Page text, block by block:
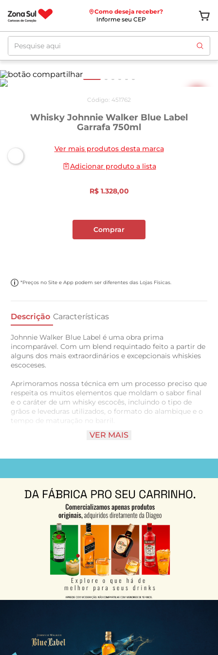
Como deseja receber?
Informe seu CEP
Pesquise aqui
Código: 451762
Whisky Johnnie Walker Blue Label
Garrafa 750ml
Ver mais produtos desta marca
Adicionar produto a lista
R$ 1.328,00
Comprar
*Preços no Site e App podem ser diferentes das Lojas Físicas.
Descrição Características
Johnnie Walker Blue Label é uma obra prima
incomparável. Com um blend requintado feito a partir de
alguns dos mais extraordinários e excepcionais whiskies
escoceses.
Aprimoramos nossa técnica em um processo preciso que
respeita os muitos elementos que moldam o sabor final
e o caráter de um whisky escocês, incluindo o tipo de
grãos e leveduras utilizados, o formato do alambique e o
tempo de maturação no barril.
Notas de sabor: avelãs, frutas cítricas, baunilha e
Finalização: um luxuoso final longo e defumado.
Apenas um a cada dez mil barris possui a
indescritível qualidade, personalidade e sabor para
entregar "a notável assinatura de sabor" de
Johnnie Walker Blue Label.
VER MAIS